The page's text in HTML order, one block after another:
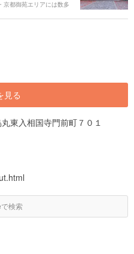
京都御苑エリアには数多
見る
東入相国寺門前町７０１
検索